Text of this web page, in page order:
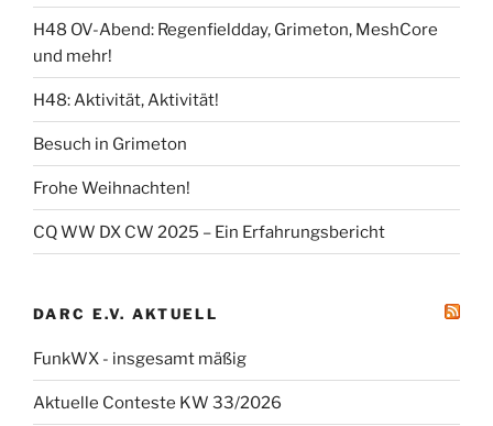
H48 OV-Abend: Regenfieldday, Grimeton, MeshCore
und mehr!
H48: Aktivität, Aktivität!
Besuch in Grimeton
Frohe Weihnachten!
CQ WW DX CW 2025 – Ein Erfahrungsbericht
DARC E.V. AKTUELL
FunkWX - insgesamt mäßig
Aktuelle Conteste KW 33/2026